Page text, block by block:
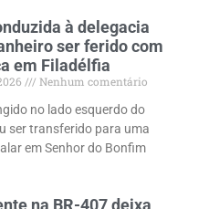
à delegacia
ser ferido com
em Filadélfia
Nenhum comentário
no lado esquerdo do
ser transferido para uma
em Senhor do Bonfim
na BR-407 deixa